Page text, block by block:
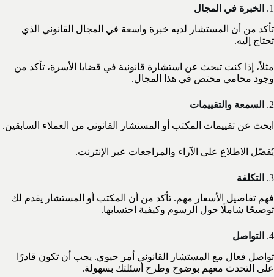
1.
الخبرة في المجال
تأكد من أن المستشار لديه خبرة واسعة في المجال القانوني الذي
تحتاج إليه.
مثلاً، إذا كنت تبحث عن استشارة قانونية في قضايا الأسرة، تأكد من
وجود محامي مختص في هذا المجال.
2.
السمعة والتقييمات
ابحث عن تقييمات المكتب أو المستشار القانوني من العملاء السابقين.
يُفضّل الاطلاع على الآراء والمراجعات عبر الإنترنت.
3.
التكلفة
فهم تفاصيل الأسعار مهم. تأكد من أن المكتب أو المستشار يقدم لك
توضيحًا شاملًا حول الرسوم وكيفية احتسابها.
4.
التواصل
تواصل فعال مع المستشار القانوني أمر حيوي. يجب أن تكون قادرًا
على التحدث معهم بوضوح وطرح أسئلتك بسهولة.